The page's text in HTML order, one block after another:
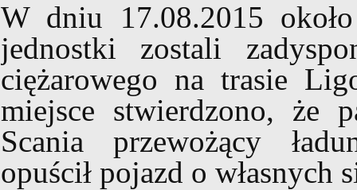
W dniu 17.08.2015
jednostki zostali
ciężarowego na trasie
miejsce stwierdzono, że
Scania przewożący
opuścił pojazd o własnych